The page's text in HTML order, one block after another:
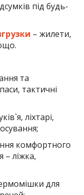
під будь-
– жилети,
та
тактичні
ліхтарі,
комфортного
– ліжка,
для